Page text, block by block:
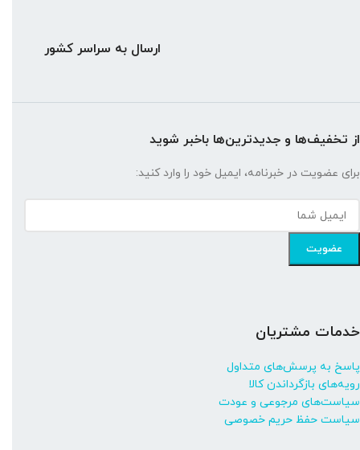
ارسال به سراسر کشور
از تخفیف‌ها و جدیدترین‌ها باخبر شوید
برای عضویت در خبرنامه، ایمیل خود را وارد کنید:
خدمات مشتریان
پاسخ به پرسش‌های متداول
رویه‌های بازگرداندن کالا
سیاست‌های مرجوعی و عودت
سیاست حفظ حریم خصوصی